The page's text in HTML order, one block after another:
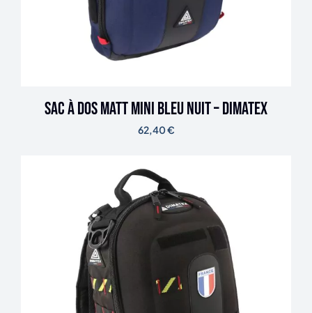
Sac à dos MATT MINI Bleu nuit – DIMATEX
62,40€